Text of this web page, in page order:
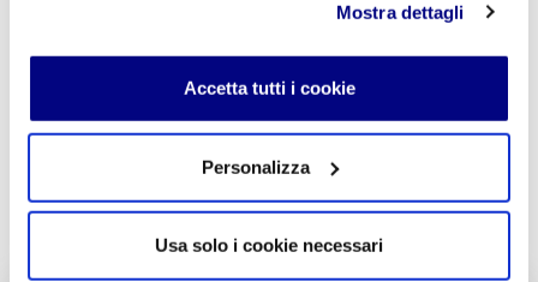
Mostra dettagli
Accetta tutti i cookie
Personalizza
Usa solo i cookie necessari
INVIA COMMENTO